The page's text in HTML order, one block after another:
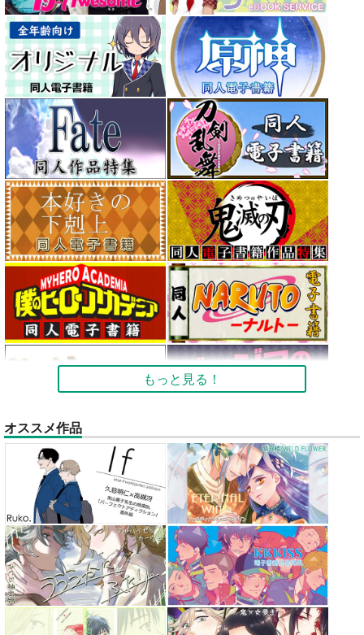
もっと見る！
オススメ作品